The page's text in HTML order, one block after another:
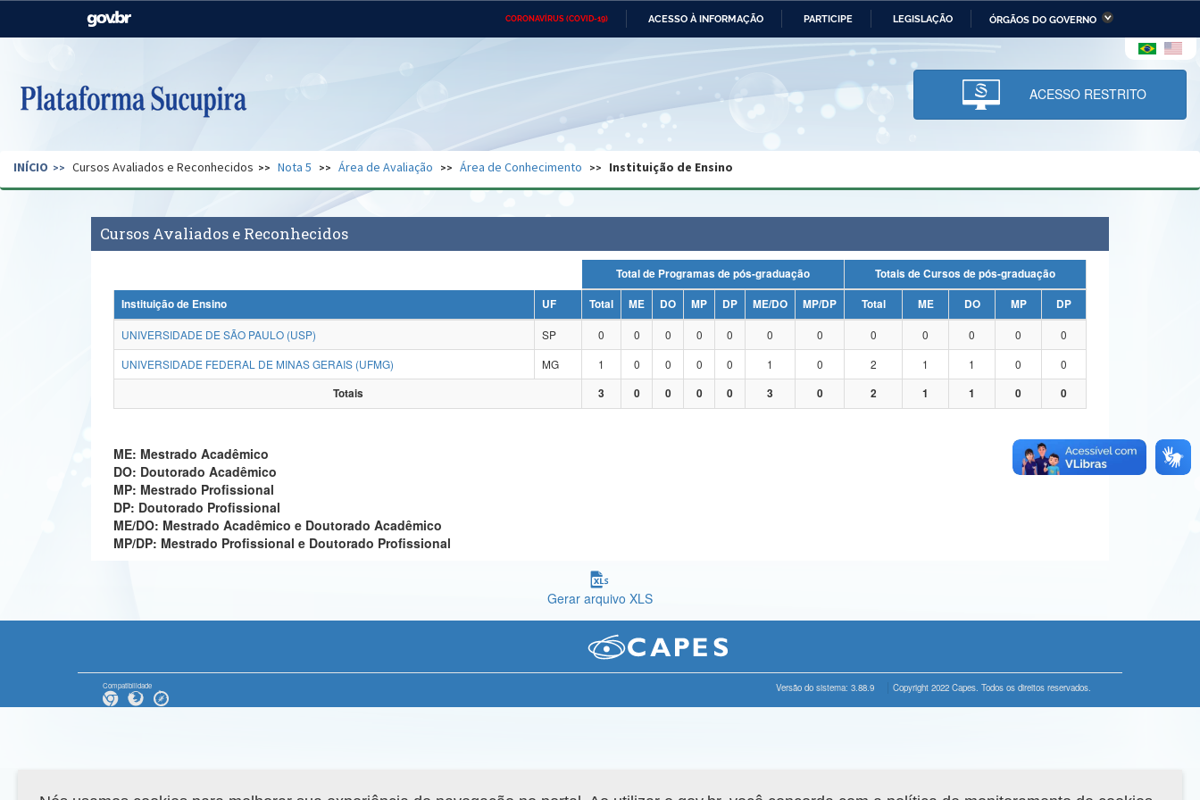
CORONAVÍRUS (COVID-19) ACESSO À INFORMAÇÃO PARTICIPE LEGISLAÇÃO ÓRGÃOS DO GOVERNO
Casa Civil Ministério das Relações Ministério da Economia Ministério da Infraestrutura
Pecuária e Abastecimento
Ministério da Ciência,
Tecnologia, Inovações e
Comunicações
Ministério do Desenvolvimento
Regional e dos Direitos Humanos
Secretaria de Governo Gabinete de Segurança Advocacia-Geral da União Banco Central do Brasil Planalto
ACESSO RESTRITO
INÍCIO Cursos Avaliados e Reconhecidos Nota 5 Área de Avaliação Área de Conhecimento Instituição de Ensino
Cursos Avaliados e Reconhecidos
Total de Programas de pós-graduação
Totais de Cursos de pós-graduação
Instituição de Ensino
UF Total ME DO MP DP ME/DO MP/DP Total ME DO MP
DP
UNIVERSIDADE DE SÃO PAULO (USP)
SP 0 0 0 0 0 0 0 0 0 0 0
0
UNIVERSIDADE FEDERAL DE MINAS GERAIS (UFMG)
MG 1 0 0 0 0 1 0 2 1 1 0
0
Totais
3 0 0 0 0 3 0 2 1 1 0 0
ME: Mestrado Acadêmico
DO: Doutorado Acadêmico
MP: Mestrado Profissional
DP: Doutorado Profissional
ME/DO: Mestrado Acadêmico e Doutorado Acadêmico
MP/DP: Mestrado Profissional e Doutorado Profissional
Gerar arquivo XLS
Compatibilidade Versão do sistema: 3.88.9 Copyright 2022 Capes. Todos os direitos reservados.